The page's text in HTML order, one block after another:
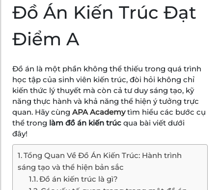
Đồ Án Kiến Trúc Đạt
Điểm A
Đồ án là một phần không thể thiếu trong quá trình
học tập của sinh viên kiến trúc, đòi hỏi không chỉ
kiến thức lý thuyết mà còn cả tư duy sáng tạo, kỹ
năng thực hành và khả năng thể hiện ý tưởng trực
quan. Hãy cùng APA Academytìm hiểu các bước cụ
thể trong làm đồ án kiến trúc qua bài viết dưới
đây!
Tổng Quan Về Đồ Án Kiến Trúc: Hành trình
sáng tạo và thể hiện bản sắc
Đồ án kiến trúc là gì?